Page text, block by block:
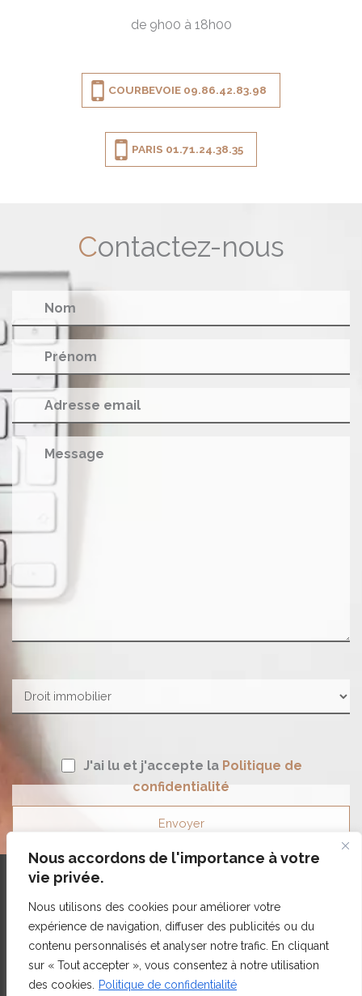
Nous accordons de l'importance à votre
vie privée.
Nous utilisons des cookies pour améliorer votre
expérience de navigation, diffuser des publicités ou du
contenu personnalisés et analyser notre trafic. En cliquant
sur « Tout accepter », vous consentez à notre utilisation
des cookies.
Politique de confidentialité
de 9h00 à 18h00
COURBEVOIE 09.86.42.83.98
PARIS 01.71.24.38.35
Contactez-nous
Nom
Prénom
Adresse email
Message
J'ai lu et j'accepte la Politique de
confidentialité
Politique de confidentialité
Mentions légales
Marketing et référencementChristelleroy.com